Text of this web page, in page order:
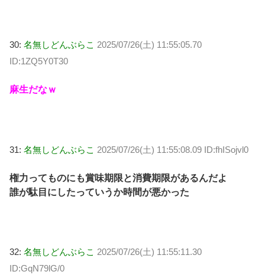
30: 名無しどんぶらこ 2025/07/26(土) 11:55:05.70
ID:1ZQ5Y0T30
麻生だなｗ
31: 名無しどんぶらこ 2025/07/26(土) 11:55:08.09 ID:fhISojvl0
権力ってものにも賞味期限と消費期限があるんだよ
誰が駄目にしたっていうか時間が悪かった
32: 名無しどんぶらこ 2025/07/26(土) 11:55:11.30
ID:GqN79lG/0